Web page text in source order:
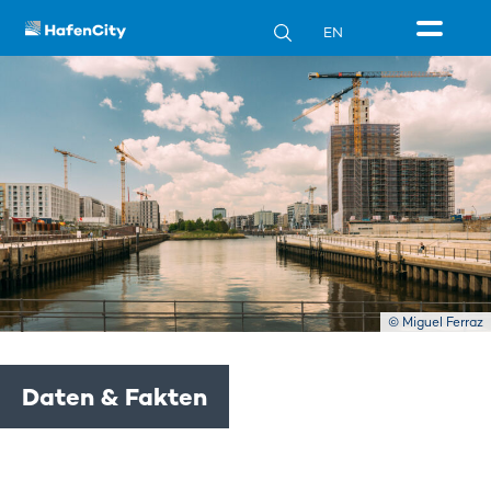
EN
© Miguel Ferraz
Daten & Fakten